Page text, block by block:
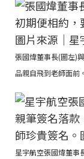
張國煒董事長(圖左)
品親自飛到老師面前
星宇航空張國煒董事